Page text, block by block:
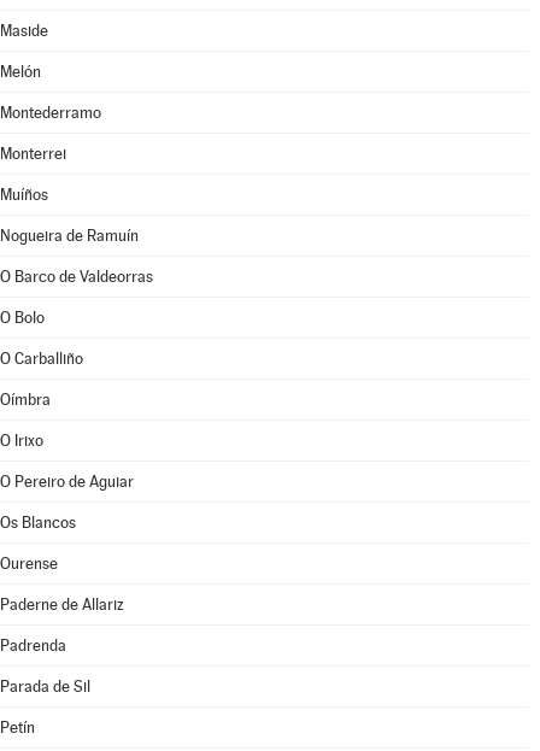
Maside
Melón
Montederramo
Monterrei
Muíños
Nogueira de Ramuín
O Barco de Valdeorras
O Bolo
O Carballiño
Oímbra
O Irixo
O Pereiro de Aguiar
Os Blancos
Ourense
Paderne de Allariz
Padrenda
Parada de Sil
Petín